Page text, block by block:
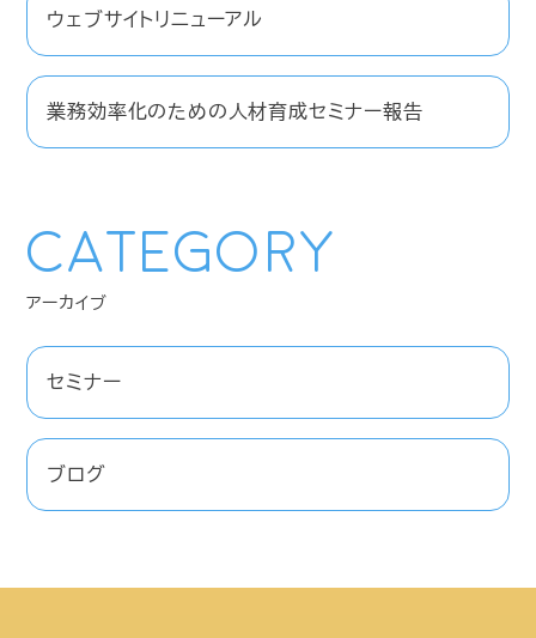
ウェブサイトリニューアル
業務効率化のための人材育成セミナー報告
Category
セミナー
ブログ